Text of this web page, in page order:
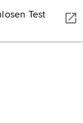
Test